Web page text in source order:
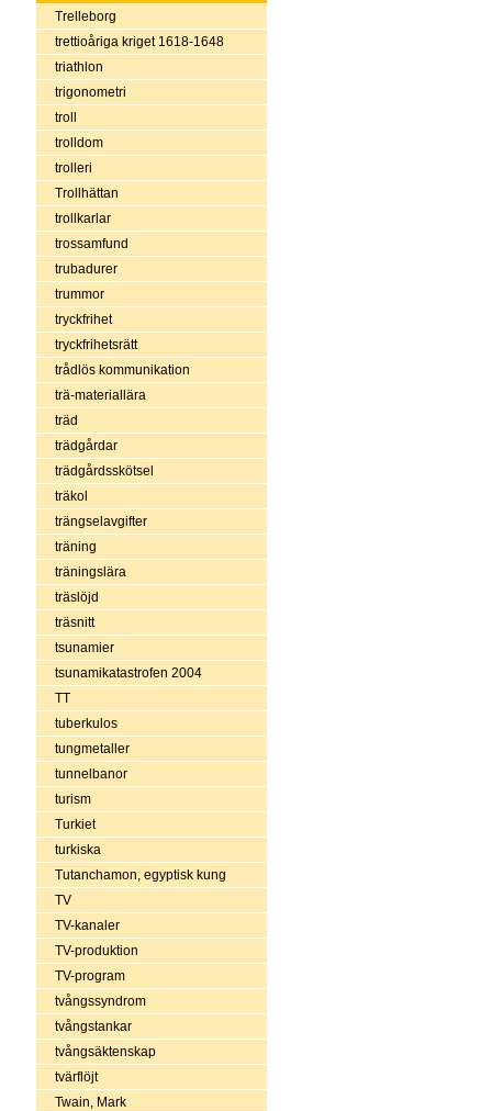
Trelleborg
trettioåriga kriget 1618-1648
triathlon
trigonometri
troll
trolldom
trolleri
Trollhättan
trollkarlar
trossamfund
trubadurer
trummor
tryckfrihet
tryckfrihetsrätt
trådlös kommunikation
trä-materiallära
träd
trädgårdar
trädgårdsskötsel
träkol
trängselavgifter
träning
träningslära
träslöjd
träsnitt
tsunamier
tsunamikatastrofen 2004
TT
tuberkulos
tungmetaller
tunnelbanor
turism
Turkiet
turkiska
Tutanchamon, egyptisk kung
TV
TV-kanaler
TV-produktion
TV-program
tvångssyndrom
tvångstankar
tvångsäktenskap
tvärflöjt
Twain, Mark